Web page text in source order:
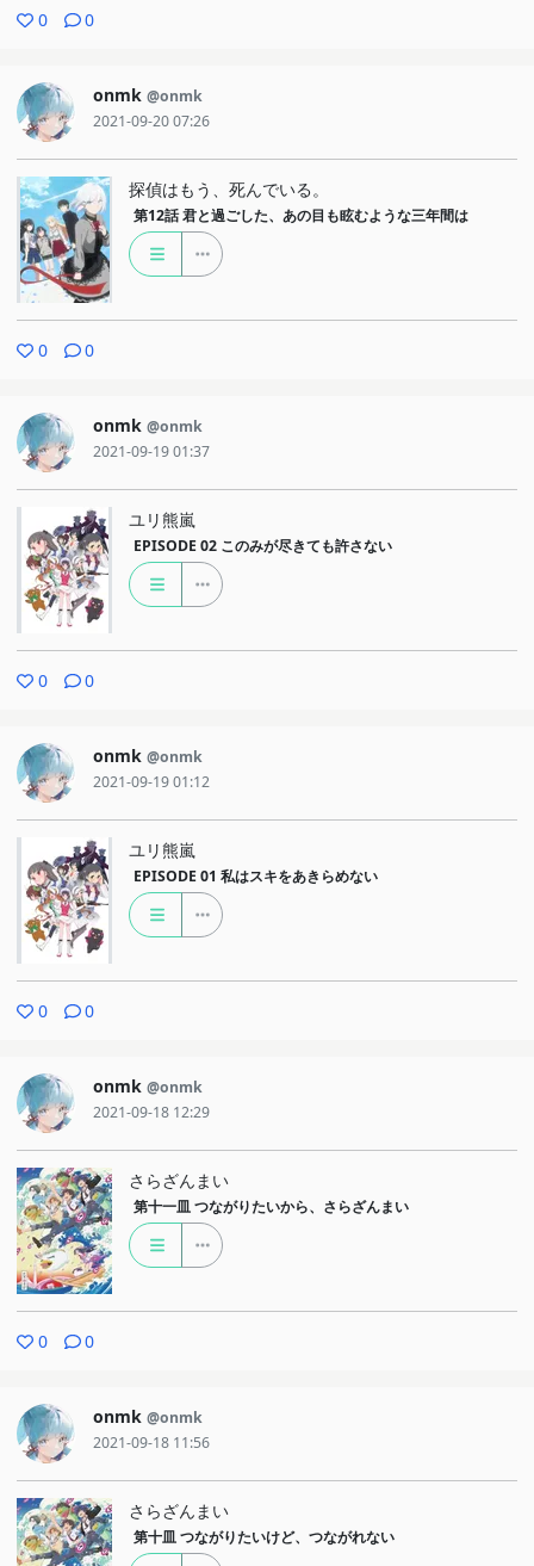
0 0
onmk @onmk
2021-09-20 07:26
探偵はもう、死んでいる。
第12話 君と過ごした、あの目も眩むような三年間は
0 0
onmk @onmk
2021-09-19 01:37
ユリ熊嵐
EPISODE 02 このみが尽きても許さない
0 0
onmk @onmk
2021-09-19 01:12
ユリ熊嵐
EPISODE 01 私はスキをあきらめない
0 0
onmk @onmk
2021-09-18 12:29
さらざんまい
第十一皿 つながりたいから、さらざんまい
0 0
onmk @onmk
2021-09-18 11:56
さらざんまい
第十皿 つながりたいけど、つながれない